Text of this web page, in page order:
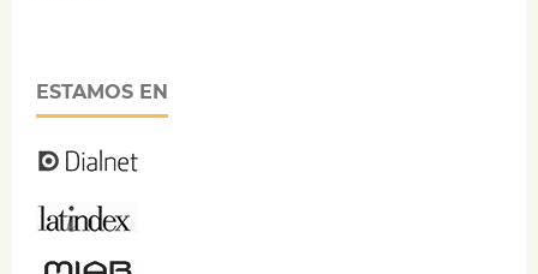
ESTAMOS EN